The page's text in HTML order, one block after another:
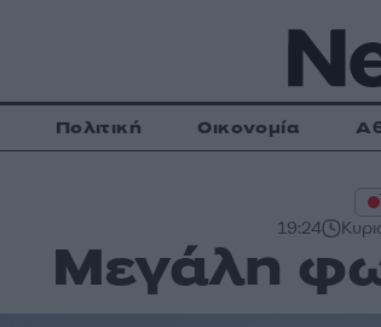
Πολιτική Οικονομία
19:24
Μεγάλη